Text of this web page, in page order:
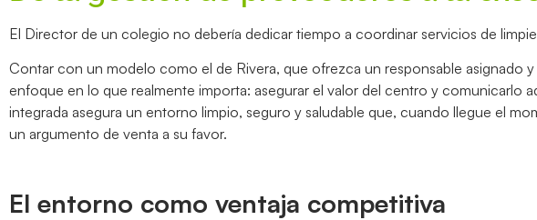
El Director de un colegio no debería dedicar tiempo a coordinar servicios de
Contar con un modelo como el de Rivera, que ofrezca un responsable asignado
enfoque en lo que realmente importa: asegurar el valor del centro y comunicarlo
integrada asegura un entorno limpio, seguro y saludable que, cuando llegue el
un argumento de venta a su favor.
El entorno como ventaja competitiva